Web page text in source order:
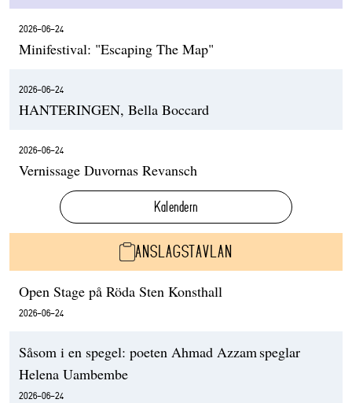
2026-06-24
Minifestival: "Escaping The Map"
2026-06-24
HANTERINGEN, Bella Boccard
2026-06-24
Vernissage Duvornas Revansch
Kalendern
ANSLAGSTAVLAN
Open Stage på Röda Sten Konsthall
2026-06-24
Såsom i en spegel: poeten Ahmad Azzam speglar
Helena Uambembe
2026-06-24